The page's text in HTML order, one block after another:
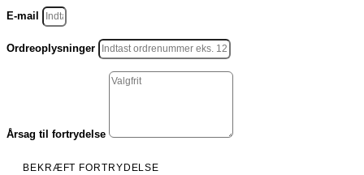
E-mail
Ordreoplysninger
Årsag til fortrydelse
BEKRÆFT FORTRYDELSE